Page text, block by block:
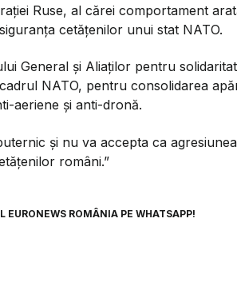
Ruse, al cărei comportament
cetățenilor unui stat NATO.
General și Aliaților pentru
NATO, pentru consolidarea
aeriene și anti-dronă.
și nu va accepta ca
români.”
EURONEWS ROMÂNIA PE WHATSAPP!